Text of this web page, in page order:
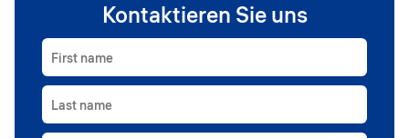
Kontaktieren Sie uns
First name
Last name